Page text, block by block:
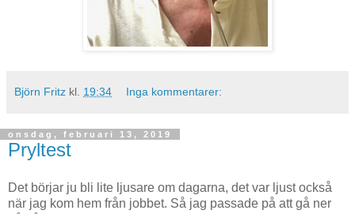
Björn Fritz kl. 19:34 Inga kommentarer:
onsdag, februari 13, 2019
Pryltest
Det börjar ju bli lite ljusare om dagarna, det var ljust också
när jag kom hem från jobbet. Så jag passade på att gå ner